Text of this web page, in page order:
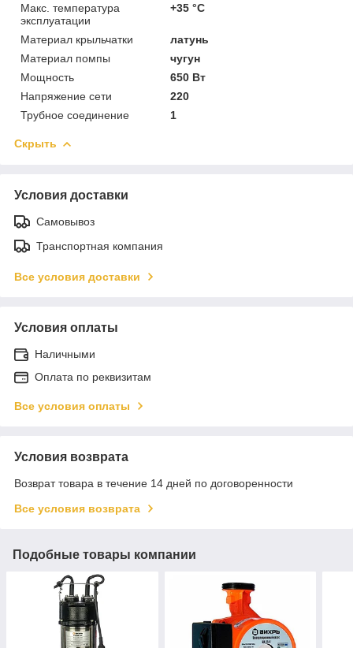
Макс. температура
эксплуатации
+35 °C
Материал крыльчатки
латунь
Материал помпы
чугун
Мощность
650 Вт
Напряжение сети
220
Трубное соединение
1
Скрыть
Условия доставки
Самовывоз
Транспортная компания
Все условия доставки
Условия оплаты
Наличными
Оплата по реквизитам
Все условия оплаты
Условия возврата
Возврат товара в течение 14 дней по договоренности
Все условия возврата
Подобные товары компании